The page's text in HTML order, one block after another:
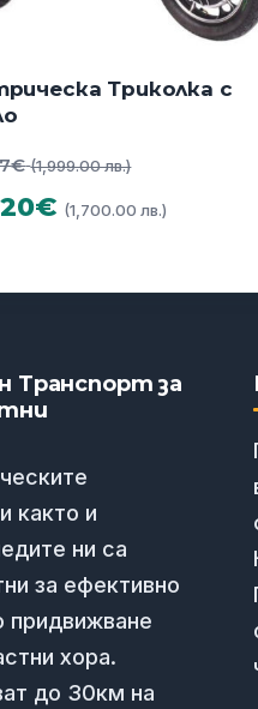
Триколка с
€ (1,999.00 лв.)Original
price
лв.).
€ (1,700.00 лв.)
е:
Транспорт за
както и
ни са
за ефективно
придвижване
хора.
до 30км на